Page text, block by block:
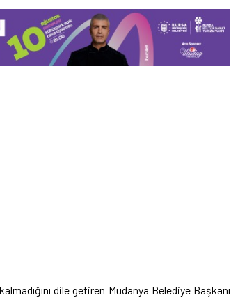
dile getiren Mudanya Belediye Başkanı